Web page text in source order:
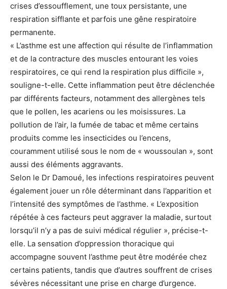
crises d’essoufflement, une toux persistante, une
respiration sifflante et parfois une gêne respiratoire
permanente.
« L’asthme est une affection qui résulte de l’inflammation
et de la contracture des muscles entourant les voies
respiratoires, ce qui rend la respiration plus difficile »,
souligne-t-elle. Cette inflammation peut être déclenchée
par différents facteurs, notamment des allergènes tels
que le pollen, les acariens ou les moisissures. La
pollution de l’air, la fumée de tabac et même certains
produits comme les insecticides ou l’encens,
couramment utilisé sous le nom de « woussoulan », sont
aussi des éléments aggravants.
Selon le Dr Damoué, les infections respiratoires peuvent
également jouer un rôle déterminant dans l’apparition et
l’intensité des symptômes de l’asthme. « L’exposition
répétée à ces facteurs peut aggraver la maladie, surtout
lorsqu’il n’y a pas de suivi médical régulier », précise-t-
elle. La sensation d’oppression thoracique qui
accompagne souvent l’asthme peut être modérée chez
certains patients, tandis que d’autres souffrent de crises
sévères nécessitant une prise en charge d’urgence.